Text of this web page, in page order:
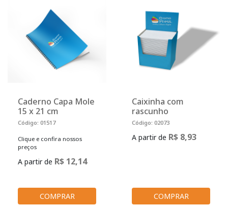
Caderno Capa Mole
15 x 21 cm
Código: 01517
Clique e confira nossos
preços
A partir de R$ 12,14
COMPRAR
Caixinha com
rascunho
Código: 02073
A partir de R$ 8,93
COMPRAR